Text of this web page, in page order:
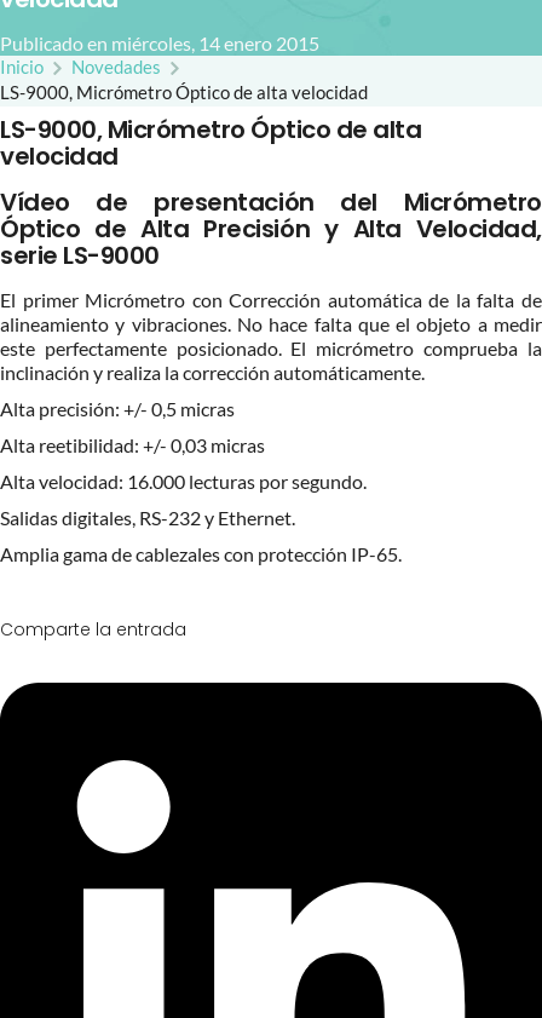
Publicado en miércoles, 14 enero 2015
Inicio
Novedades
LS-9000, Micrómetro Óptico de alta velocidad
LS-9000, Micrómetro Óptico de alta
velocidad
Vídeo de presentación del Micrómetro
Óptico de Alta Precisión y Alta Velocidad,
serie LS-9000
El primer Micrómetro con Corrección automática de la falta de
alineamiento y vibraciones. No hace falta que el objeto a medir
este perfectamente posicionado. El micrómetro comprueba la
inclinación y realiza la corrección automáticamente.
Alta precisión: +/- 0,5 micras
Alta reetibilidad: +/- 0,03 micras
Alta velocidad: 16.000 lecturas por segundo.
Salidas digitales, RS-232 y Ethernet.
Amplia gama de cablezales con protección IP-65.
Comparte la entrada